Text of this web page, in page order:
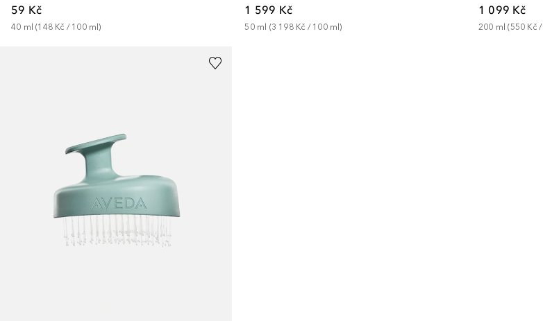
59 Kč
40 ml (148 Kč / 100 ml)
1 599 Kč
50 ml (3 198 Kč / 100 ml)
1 099 Kč
200 ml (550 Kč /